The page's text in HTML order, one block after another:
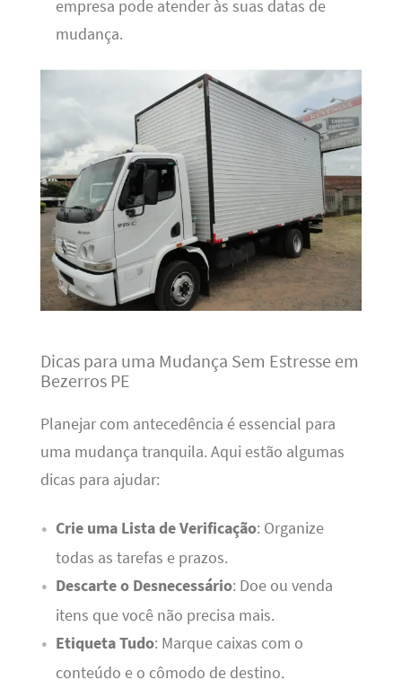
empresa pode atender às suas datas de
mudança.
Dicas para uma Mudança Sem Estresse em
Bezerros PE
Planejar com antecedência é essencial para
uma mudança tranquila. Aqui estão algumas
dicas para ajudar:
Crie uma Lista de Verificação: Organize
todas as tarefas e prazos.
Descarte o Desnecessário: Doe ou venda
itens que você não precisa mais.
Etiqueta Tudo: Marque caixas com o
conteúdo e o cômodo de destino.